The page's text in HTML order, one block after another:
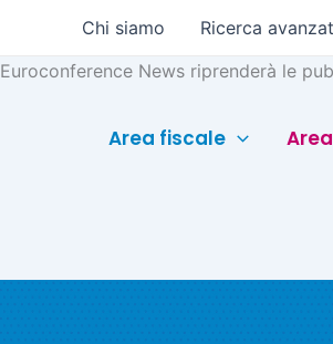
Chi siamo Ricerca
Euroconference News riprenderà le
Area fiscale